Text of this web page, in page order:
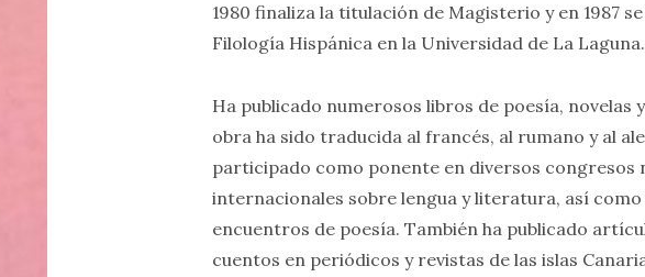
1980 finaliza la titulación de Magisterio y en 1987
Filología Hispánica en la Universidad de La Laguna.
Ha publicado numerosos libros de poesía, novelas
obra ha sido traducida al francés, al rumano y al
participado como ponente en diversos congresos
internacionales sobre lengua y literatura, así como
encuentros de poesía. También ha publicado
cuentos en periódicos y revistas de las islas